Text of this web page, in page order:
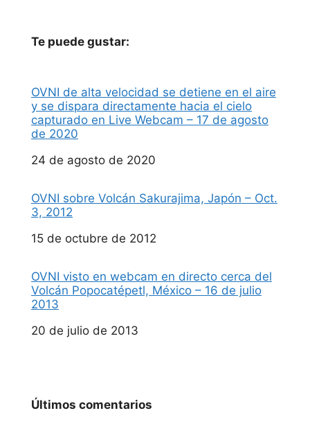
Te puede gustar:
OVNI de alta velocidad se detiene en el aire
y se dispara directamente hacia el cielo
capturado en Live Webcam – 17 de agosto
de 2020
Fecha
24 de agosto de 2020
OVNI sobre Volcán Sakurajima, Japón – Oct.
3, 2012
Fecha
15 de octubre de 2012
OVNI visto en webcam en directo cerca del
Volcán Popocatépetl, México – 16 de julio
2013
Fecha
20 de julio de 2013
Últimos comentarios